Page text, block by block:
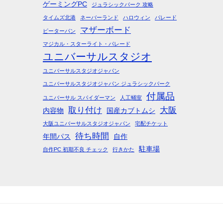
ゲーミングPC
ジュラシックパーク 攻略
タイムズ北港 ネーバーランド ハロウィン パレード
ピーターパン マザーボード
マジカル・スターライト・パレード
ユニバーサルスタジオ
ユニバーサルスタジオジャパン
ユニバーサルスタジオジャパン ジュラシックパーク
ユニバーサル スパイダーマン 人工蛹室 付属品
内容物 取り付け 国産カブトムシ 大阪
大阪ユニバーサルスタジオジャパン 宅配チケット
年間パス 待ち時間 自作
自作PC 初期不良 チェック 行きかた 駐車場